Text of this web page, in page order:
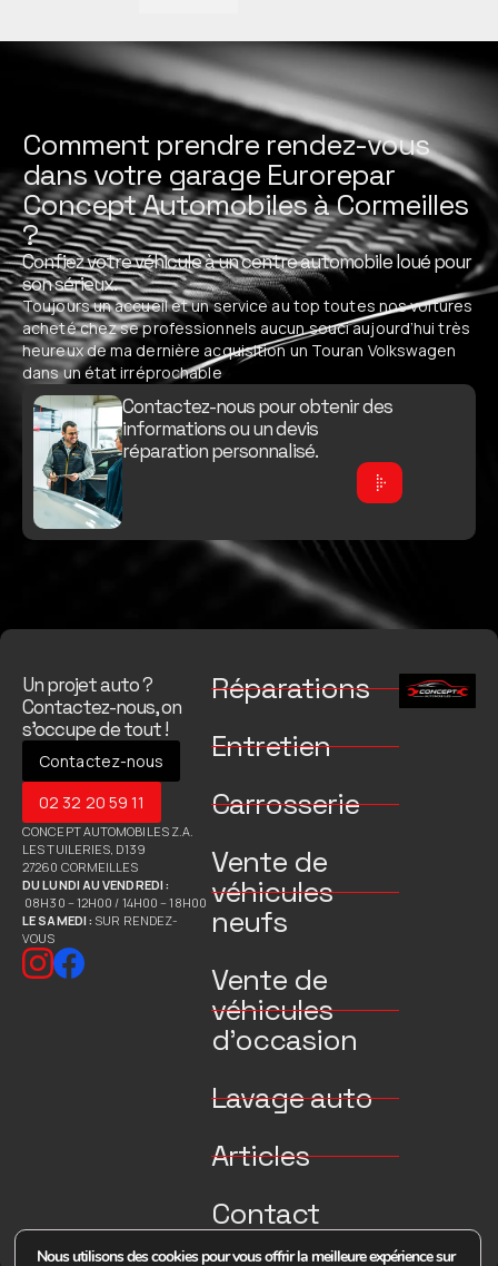
Comment prendre rendez-vous
dans votre garage Eurorepar
Concept Automobiles à Cormeilles
?
Confiez votre véhicule à un centre automobile loué pour
son sérieux.
Toujours un accueil et un service au top toutes nos voitures
acheté chez se professionnels aucun souci aujourd’hui très
heureux de ma dernière acquisition un Touran Volkswagen
dans un état irréprochable
Contactez-nous pour obtenir des
informations ou un devis
réparation personnalisé.
Un projet auto ?
Contactez-nous, on
s’occupe de tout !
Contactez-nous
02 32 20 59 11
CONCEPT AUTOMOBILES Z.A.
LES TUILERIES, D139
27260 CORMEILLES
DU LUNDI AU VENDREDI :
08H30 – 12H00 / 14H00 – 18H00
LE SAMEDI : SUR RENDEZ-
VOUS
Réparations
Entretien
Carrosserie
Vente de
véhicules
neufs
Vente de
véhicules
d’occasion
Lavage auto
Articles
Contact
Nous utilisons des cookies pour vous offrir la meilleure expérience sur